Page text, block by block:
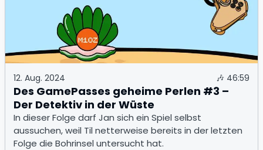
12. Aug. 2024 🎶 46:59
Des GamePasses geheime Perlen #3 –
Der Detektiv in der Wüste
In dieser Folge darf Jan sich ein Spiel selbst
aussuchen, weil Til netterweise bereits in der letzten
Folge die Bohrinsel untersucht hat.